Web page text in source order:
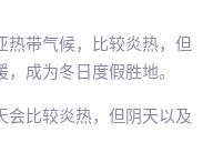
热带气候，比较炎热，但
成为冬日度假胜地。
会比较炎热，但阴天以及